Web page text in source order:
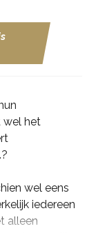
wel het
wel eens
iedereen
alleen